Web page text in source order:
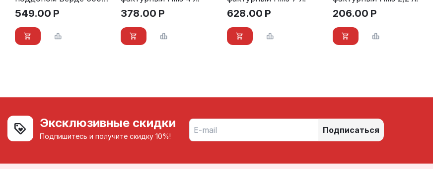
мм (молочный)
549.00 Р 378.00 Р 628.00 Р 206.00 Р
Эксклюзивные скидки
Подпишитесь и получите скидку 10%!
Подписаться